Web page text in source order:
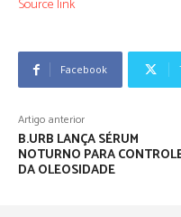
Source link
Facebook
Artigo anterior
B.URB LANÇA SÉRUM
NOTURNO PARA
DA OLEOSIDADE